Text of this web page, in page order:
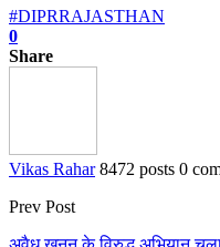
#DIPRRAJASTHAN
0
Share
Vikas Rahar 8472 posts 0
Prev Post